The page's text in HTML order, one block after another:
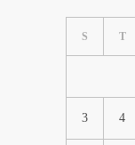
S T
3 4